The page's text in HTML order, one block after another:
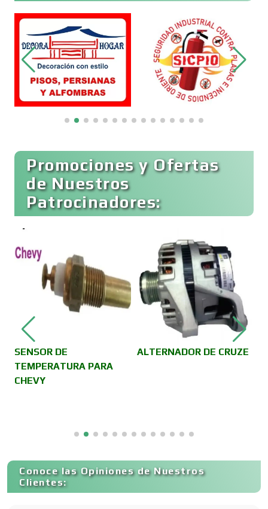
Belleza
Bordados y Estampados
Cafeterías
Cámaras de Comercio
Capacitación
Carnicerías
Promociones y Ofertas
de Nuestros
Patrocinadores:
SENSOR DE
TEMPERATURA PARA
CHEVY
ALTERNADOR DE CRUZE
Conoce las Opiniones de Nuestros
Clientes: